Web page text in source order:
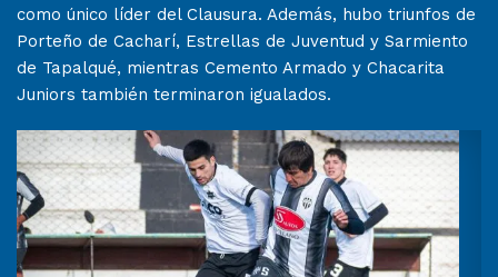
como único líder del Clausura. Además, hubo triunfos de
Porteño de Cacharí, Estrellas de Juventud y Sarmiento
de Tapalqué, mientras Cemento Armado y Chacarita
Juniors también terminaron igualados.